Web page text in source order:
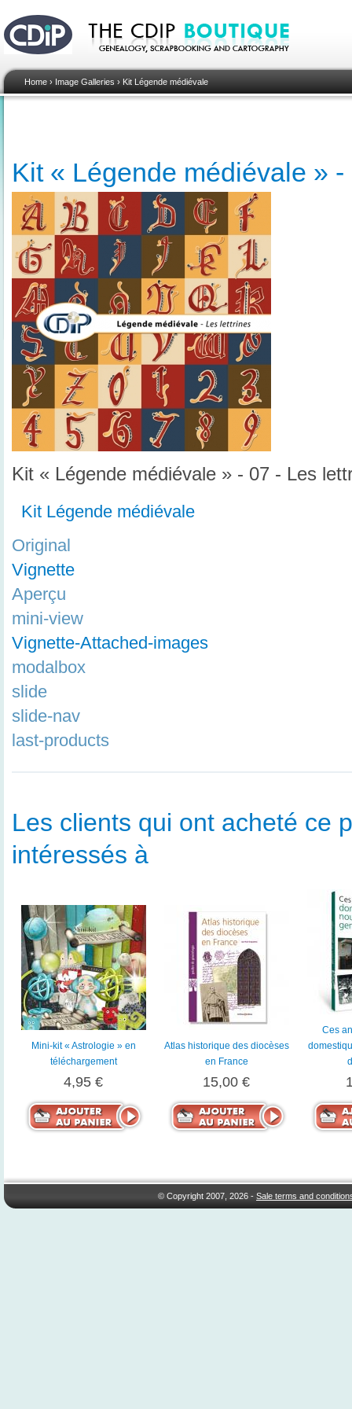
Home › Image Galleries › Kit Légende médiévale
Kit « Légende médiévale »
Kit « Légende médiévale » - 07 - Les
Kit Légende médiévale
Original
Vignette
Aperçu
mini-view
Vignette-Attached-images
modalbox
slide
slide-nav
last-products
Les clients qui ont acheté ce
intéressés à
Mini-kit « Astrologie » en
téléchargement
4,95 €
Atlas historique des diocèses
en France
15,00 €
Ces
© Copyright 2007, 2026 -Sale terms and